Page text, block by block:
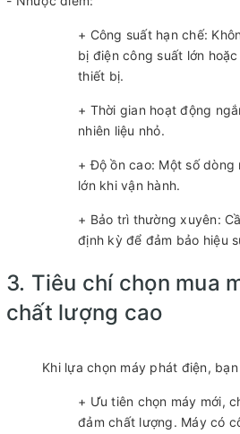
+ Công suất hạn chế:
bị điện công suất lớn
thiết bị.
+ Thời gian hoạt động
nhiên liệu nhỏ.
+ Độ ồn cao: Một số dòng
lớn khi vận hành.
+ Bảo trì thường xuyên:
định kỳ để đảm bảo hiệu
3. Tiêu chí chọn mua
chất lượng cao
Khi lựa chọn máy phát điện,
+ Ưu tiên chọn máy mới,
đảm chất lượng. Máy có